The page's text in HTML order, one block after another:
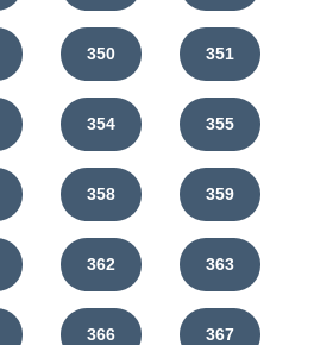
350 351
354 355
358 359
362 363
366 367